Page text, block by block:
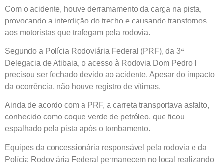
Com o acidente, houve derramamento da carga na pista,
provocando a interdição do trecho e causando transtornos
aos motoristas que trafegam pela rodovia.
Segundo a Polícia Rodoviária Federal (PRF), da 3ª
Delegacia de Atibaia, o acesso à Rodovia Dom Pedro I
precisou ser fechado devido ao acidente. Apesar do impacto
da ocorrência, não houve registro de vítimas.
Ainda de acordo com a PRF, a carreta transportava asfalto,
conhecido como coque verde de petróleo, que ficou
espalhado pela pista após o tombamento.
Equipes da concessionária responsável pela rodovia e da
Polícia Rodoviária Federal permanecem no local realizando